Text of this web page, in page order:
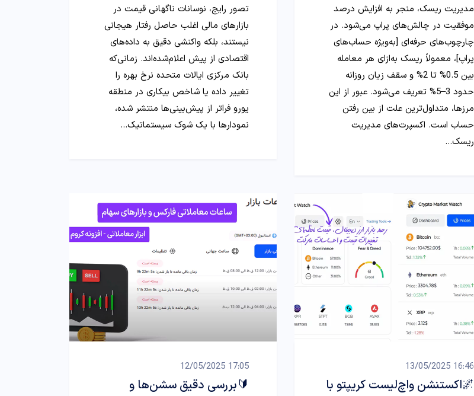
مدیریت ریسک، منجر به افزایش درصد
موفقیت در چالش‌های پراپ می‌شود. در
چارچوب‌های حرفه‌ای [به‌ویژه حساب‌های
پراپ]، معمولاً ریسک به‌ازای هر معامله
بین 0.5% تا 2% و سقف زیان روزانه
حدود 3–5% تعریف می‌شود. عبور از این
مرزها، متداول‌ترین علت از بین رفتن
حساب است. اکسپرت‌های مدیریت
ریسک…
تصور رایج، نوسانات ناگهانی قیمت در
بازارهای مالی اغلب حاصل رفتار هیجانی
نیستند، بلکه واکنشی دقیق به داده‌های
اقتصادی از پیش اعلام‌شده‌اند. زمانی‌که
بانک مرکزی ایالات متحده نرخ بهره را
تغییر داده یا شاخص بیکاری در منطقه
یورو فراتر از پیش‌بینی‌ها منتشر شده،
نمودارها با یک شوک سیستماتیک…
16:46 13/05/2025
🌌اکستنشن واچ‌لیست کریپتو با
17:05 12/05/2025
🔰بررسی دقیق سشن‌ها و